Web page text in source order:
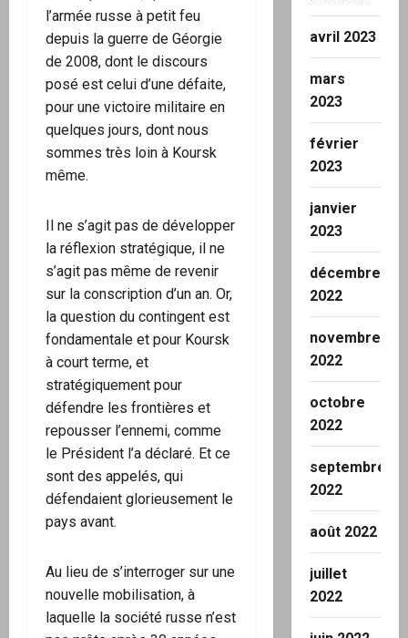
l’armée russe à petit feu
depuis la guerre de Géorgie
de 2008, dont le discours
posé est celui d’une défaite,
pour une victoire militaire en
quelques jours, dont nous
sommes très loin à Koursk
même.
Il ne s’agit pas de développer
la réflexion stratégique, il ne
s’agit pas même de revenir
sur la conscription d’un an. Or,
la question du contingent est
fondamentale et pour Koursk
à court terme, et
stratégiquement pour
défendre les frontières et
repousser l’ennemi, comme
le Président l’a déclaré. Et ce
sont des appelés, qui
défendaient glorieusement le
pays avant.
Au lieu de s’interroger sur une
nouvelle mobilisation, à
laquelle la société russe n’est
avril 2023
mars
2023
février
2023
janvier
2023
décembre
2022
novembre
2022
octobre
2022
septembre
2022
août 2022
juillet
2022